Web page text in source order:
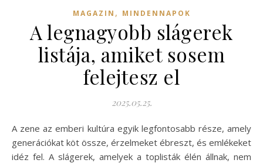
MAGAZIN , MINDENNAPOK
A legnagyobb slágerek
listája, amiket sosem
felejtesz el
2025.05.25.
A zene az emberi kultúra egyik legfontosabb része, amely
generációkat köt össze, érzelmeket ébreszt, és emlékeket
idéz fel. A slágerek, amelyek a toplisták élén állnak, nem